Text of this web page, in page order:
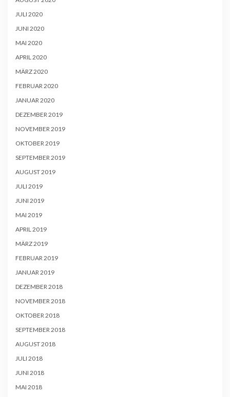
JULI 2020
JUNI 2020
MAI 2020
APRIL 2020
MÄRZ 2020
FEBRUAR 2020
JANUAR 2020
DEZEMBER 2019
NOVEMBER 2019
OKTOBER 2019
SEPTEMBER 2019
AUGUST 2019
JULI 2019
JUNI 2019
MAI 2019
APRIL 2019
MÄRZ 2019
FEBRUAR 2019
JANUAR 2019
DEZEMBER 2018
NOVEMBER 2018
OKTOBER 2018
SEPTEMBER 2018
AUGUST 2018
JULI 2018
JUNI 2018
MAI 2018